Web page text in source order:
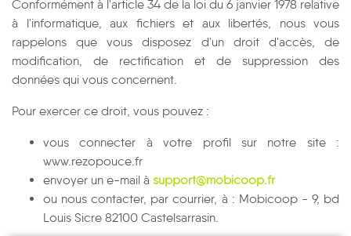
Conformément à l'article 34 de la loi du 6 janvier 1978 relative
à l'informatique, aux fichiers et aux libertés, nous vous
rappelons que vous disposez d'un droit d'accès, de
modification, de rectification et de suppression des
données qui vous concernent.
Pour exercer ce droit, vous pouvez :
vous connecter à votre profil sur notre site :
www.rezopouce.fr
envoyer un e-mail à support@mobicoop.fr
ou nous contacter, par courrier, à : Mobicoop - 9, bd
Louis Sicre 82100 Castelsarrasin.